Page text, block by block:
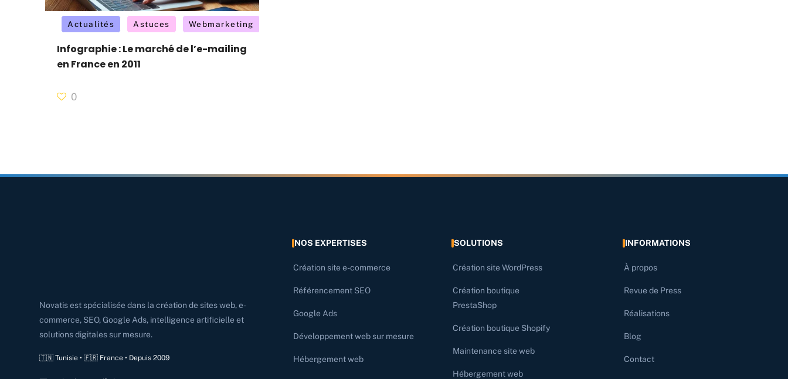
Actualités Astuces Webmarketing
Infographie : Le marché de l’e-mailing
en France en 2011
0
Novatis est spécialisée dans la création de sites web, e-
commerce, SEO, Google Ads, intelligence artificielle et
solutions digitales sur mesure.
🇹🇳 Tunisie • 🇫🇷 France • Depuis 2009
NOS EXPERTISES
Création site e-commerce
Référencement SEO
Google Ads
Développement web sur mesure
Hébergement web
SOLUTIONS
Création site WordPress
Création boutique
PrestaShop
Création boutique Shopify
Maintenance site web
Hébergement web
INFORMATIONS
À propos
Revue de Press
Réalisations
Blog
Contact